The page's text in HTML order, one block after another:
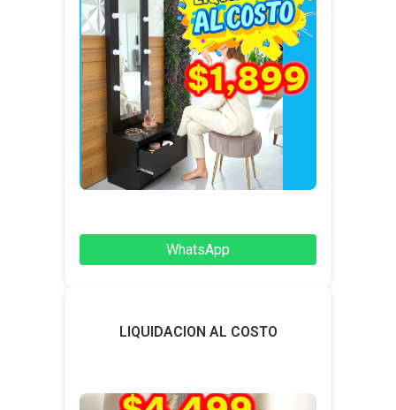
WhatsApp
LIQUIDACION AL COSTO